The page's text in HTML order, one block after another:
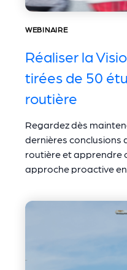
WEBINAIRE
Réaliser la
tirées de 50
routière
Regardez dès
dernières conclusions
routière et apprendre
approche proactive